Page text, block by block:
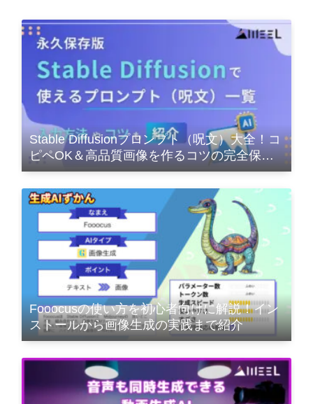
Stable Diffusionプロンプト（呪文）大全！コ
ピペOK＆高品質画像を作るコツの完全保存
版
Fooocusの使い方を初心者向けに解説！イン
ストールから画像生成の実践まで紹介